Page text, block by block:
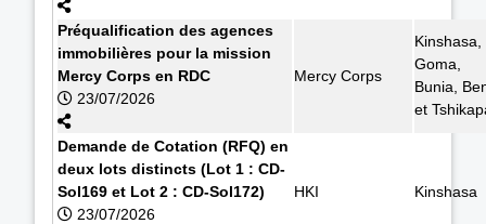
Préqualification des agences
immobilières pour la mission
Mercy Corps en RDC
23/07/2026
Mercy Corps
Kinshasa,
Goma,
Bunia,
et
Demande de Cotation (RFQ) en
deux lots distincts (Lot 1 : CD-
Sol169 et Lot 2 : CD-Sol172)
23/07/2026
HKI Kinshasa